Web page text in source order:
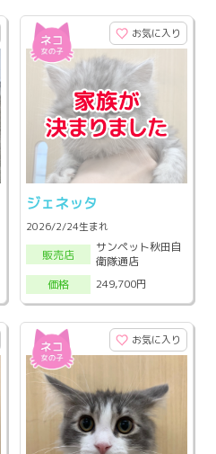
お気に入り
ジェネッタ
2026/2/24生まれ
販売店
サンペット秋田自
衛隊通店
価格
249,700円
お気に入り